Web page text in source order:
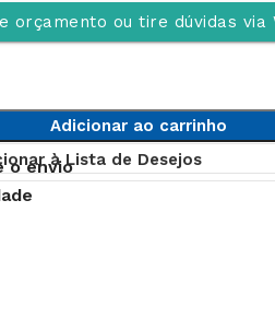
orçamento ou tire dúvidas via
Adicionar ao carrinho
à Lista de Desejos
o envio